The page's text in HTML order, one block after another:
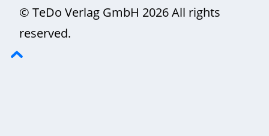
© TeDo Verlag GmbH 2026 All rights
reserved.